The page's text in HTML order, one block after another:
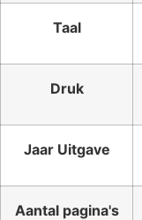
Taal
Druk
Jaar Uitgave
Aantal pagina's